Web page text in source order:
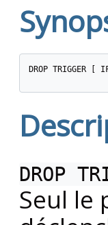
DROP TRIGGER [
DROP
Seul le